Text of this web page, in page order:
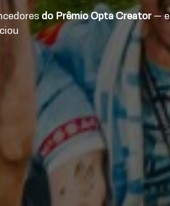
do Prêmio Opta Creator— e